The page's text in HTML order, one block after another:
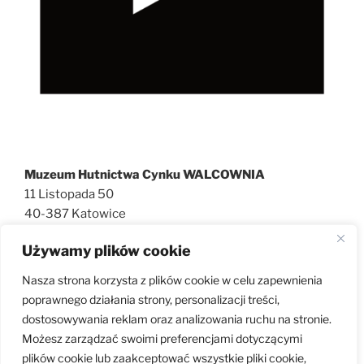
Używamy plików cookie
Nasza strona korzysta z plików cookie w celu zapewnienia
poprawnego działania strony, personalizacji treści,
dostosowywania reklam oraz analizowania ruchu na stronie.
Możesz zarządzać swoimi preferencjami dotyczącymi
plików cookie lub zaakceptować wszystkie pliki cookie,
Muzeum Hutnictwa Cynku WALCOWNIA
11 Listopada 50
40-387 Katowice
walcownia@muzeatechniki.pl